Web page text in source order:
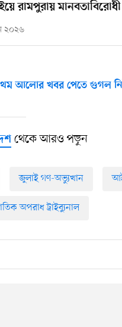
রামপুরায়
২০২৬
আলোর খবর পেতে গুগল
থেকে আরও পড়ুন
জুলাই গণ-অভ্যুত্থান
অপরাধ ট্রাইব্যুনাল